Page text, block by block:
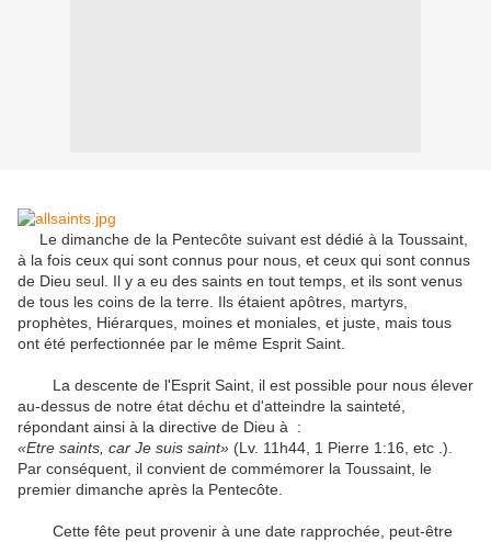
Le dimanche de la Pentecôte suivant est dédié à la Toussaint,
à la fois ceux qui sont connus pour nous, et ceux qui sont connus
de Dieu seul. Il y a eu des saints en tout temps, et ils sont venus
de tous les coins de la terre. Ils étaient apôtres, martyrs,
prophètes, Hiérarques, moines et moniales, et juste, mais tous
ont été perfectionnée par le même Esprit Saint.
La descente de l'Esprit Saint, il est possible pour nous élever
au-dessus de notre état déchu et d'atteindre la sainteté,
répondant ainsi à la directive de Dieu à :
«Etre saints, car Je suis saint» (Lv. 11h44, 1 Pierre 1:16, etc .).
Par conséquent, il convient de commémorer la Toussaint, le
premier dimanche après la Pentecôte.
Cette fête peut provenir à une date rapprochée, peut-être